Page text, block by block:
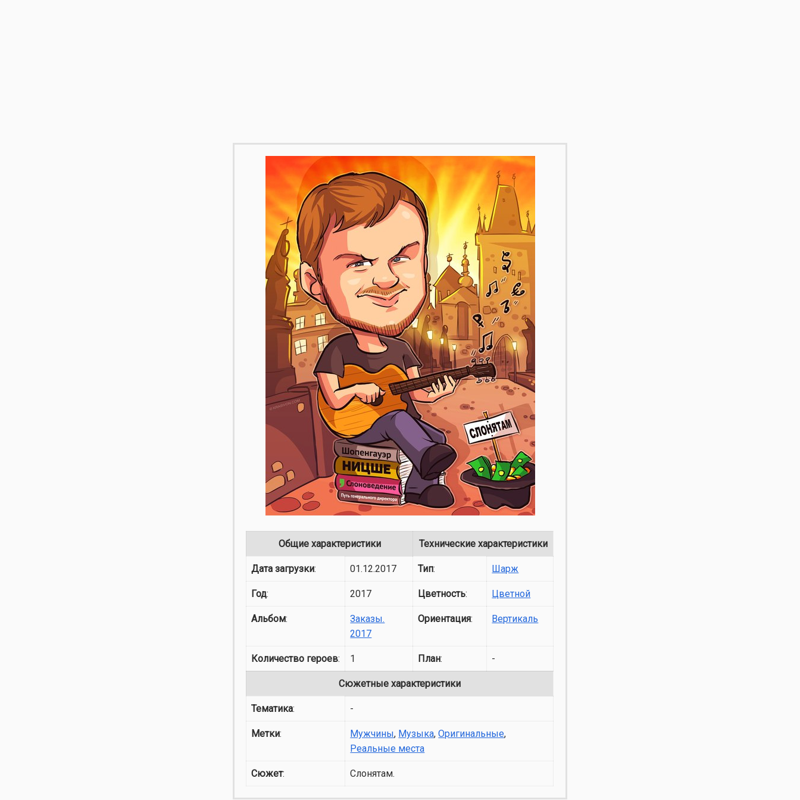
Общие характеристики Технические характеристики
Дата загрузки: 01.12.2017 Тип: Шарж
Год: 2017 Цветность: Цветной
Альбом:
Заказы.
2017
Ориентация: Вертикаль
Количество героев: 1 План: -
Сюжетные характеристики
Тематика: -
Метки: Мужчины, Музыка,Оригинальные,
Реальные места
Сюжет: Слонятам.